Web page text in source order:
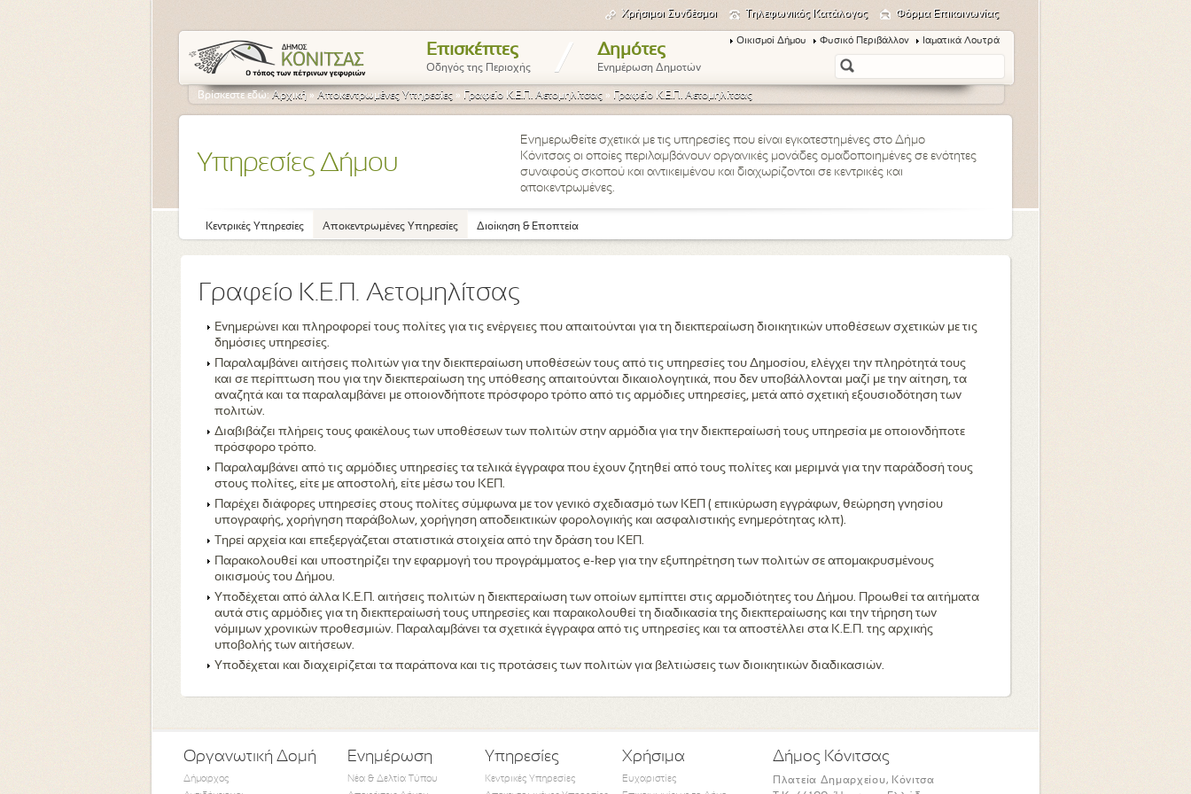
Χρήσιμοι Συνδέσμοι Τηλεφωνικός Κατάλογος Φόρμα Επικοινωνίας
Επισκέπτες
Οδηγός της Περιοχής / Δημότες
Ενημέρωση Δημοτών
Οικισμοί Δήμου Φυσικό Περιβάλλον Ιαματικά Λουτρά
Βρίσκεστε εδώ:Αρχική » Αποκεντρωμένες Υπηρεσίες » Γραφείο Κ.Ε.Π. Αετομηλίτσας » Γραφείο Κ.Ε.Π. Αετομηλίτσας
Υπηρεσίες Δήμου
Ενημερωθείτε σχετικά με τις υπηρεσίες που είναι εγκατεστημένες στο Δήμο
Κόνιτσας οι οποίες περιλαμβάνουν οργανικές μονάδες ομαδοποιημένες σε ενότητες
συναφούς σκοπού και αντικειμένου και διαχωρίζονται σε κεντρικές και
αποκεντρωμένες.
Κεντρικές Υπηρεσίες Αποκεντρωμένες Υπηρεσίες Διοίκηση & Εποπτεία
Γραφείο Κ.Ε.Π. Αετομηλίτσας
Ενημερώνει και πληροφορεί τους πολίτες για τις ενέργειες που απαιτούνται για τη διεκπεραίωση διοικητικών υποθέσεων σχετικών με τις
δημόσιες υπηρεσίες.
Παραλαμβάνει αιτήσεις πολιτών για την διεκπεραίωση υποθέσεών τους από τις υπηρεσίες του Δημοσίου, ελέγχει την πληρότητά τους
και σε περίπτωση που για την διεκπεραίωση της υπόθεσης απαιτούνται δικαιολογητικά, που δεν υποβάλλονται μαζί με την αίτηση, τα
αναζητά και τα παραλαμβάνει με οποιονδήποτε πρόσφορο τρόπο από τις αρμόδιες υπηρεσίες, μετά από σχετική εξουσιοδότηση των
πολιτών.
Διαβιβάζει πλήρεις τους φακέλους των υποθέσεων των πολιτών στην αρμόδια για την διεκπεραίωσή τους υπηρεσία με οποιονδήποτε
πρόσφορο τρόπο.
Παραλαμβάνει από τις αρμόδιες υπηρεσίες τα τελικά έγγραφα που έχουν ζητηθεί από τους πολίτες και μεριμνά για την παράδοσή τους
στους πολίτες, είτε με αποστολή, είτε μέσω του ΚΕΠ.
Παρέχει διάφορες υπηρεσίες στους πολίτες σύμφωνα με τον γενικό σχεδιασμό των ΚΕΠ ( επικύρωση εγγράφων, θεώρηση γνησίου
υπογραφής, χορήγηση παράβολων, χορήγηση αποδεικτικών φορολογικής και ασφαλιστικής ενημερότητας κλπ).
Τηρεί αρχεία και επεξεργάζεται στατιστικά στοιχεία από την δράση του ΚΕΠ.
Παρακολουθεί και υποστηρίζει την εφαρμογή του προγράμματος e-kep για την εξυπηρέτηση των πολιτών σε απομακρυσμένους
οικισμούς του Δήμου.
Υποδέχεται από άλλα Κ.Ε.Π. αιτήσεις πολιτών η διεκπεραίωση των οποίων εμπίπτει στις αρμοδιότητες του Δήμου. Προωθεί τα αιτήματα
αυτά στις αρμόδιες για τη διεκπεραίωσή τους υπηρεσίες και παρακολουθεί τη διαδικασία της διεκπεραίωσης και την τήρηση των
νόμιμων χρονικών προθεσμιών. Παραλαμβάνει τα σχετικά έγγραφα από τις υπηρεσίες και τα αποστέλλει στα Κ.Ε.Π. της αρχικής
υποβολής των αιτήσεων.
Υποδέχεται και διαχειρίζεται τα παράπονα και τις προτάσεις των πολιτών για βελτιώσεις των διοικητικών διαδικασιών.
Οργανωτική Δομή
Δήμαρχος
Ενημέρωση
Νέα & Δελτία Τύπου
Υπηρεσίες
Κεντρικές Υπηρεσίες
Χρήσιμα
Ευχαριστίες
Δήμος Κόνιτσας
Πλατεία Δημαρχείου, Κόνιτσα